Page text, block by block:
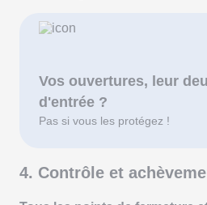
Vos ouvertures, leur
d'entrée ?
Pas si vous les protégez !
4. Contrôle et